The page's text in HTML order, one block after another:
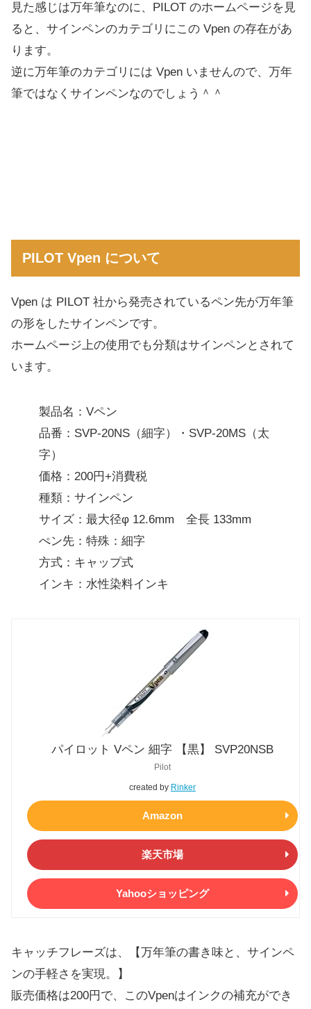
見た感じは万年筆なのに、PILOT のホームページを見
ると、サインペンのカテゴリにこの Vpen の存在があ
ります。
逆に万年筆のカテゴリには Vpen いませんので、万年
筆ではなくサインペンなのでしょう＾＾
PILOT Vpen について
Vpen は PILOT 社から発売されているペン先が万年筆
の形をしたサインペンです。
ホームページ上の使用でも分類はサインペンとされて
います。
製品名：Vペン
品番：SVP-20NS（細字）・SVP-20MS（太
字）
価格：200円+消費税
種類：サインペン
サイズ：最大径φ 12.6mm 全長 133mm
ぺン先：特殊：細字
方式：キャップ式
インキ：水性染料インキ
パイロット Vペン 細字 【黒】 SVP20NSB
created by Rinker
Pilot
Amazon
楽天市場
Yahooショッピング
キャッチフレーズは、【万年筆の書き味と、サインペ
ンの手軽さを実現。】
販売価格は200円で、このVpenはインクの補充ができ